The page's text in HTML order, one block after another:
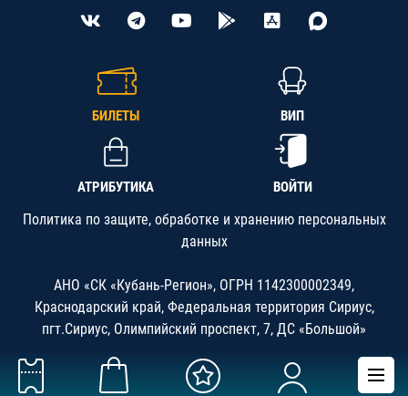
БИЛЕТЫ ВИП
АТРИБУТИКА ВОЙТИ
Политика по защите, обработке и хранению персональных
данных
АНО «СК «Кубань-Регион», ОГРН 1142300002349,
Краснодарский край, Федеральная территория Сириус,
пгт.Сириус, Олимпийский проспект, 7, ДС «Большой»